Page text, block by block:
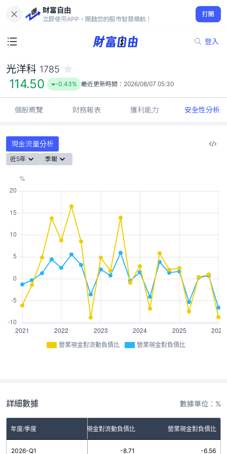
財富自由
立即使用APP，開啟您的股市智慧導航！
打開
登入
114.50
-0.43%
光洋科 1785
114.50 -0.43% 最近更新時間： 2026/08/07 05:30
個股概覽 財務報表 獲利能力 安全性分析
現金流量分析
近5年 季報
營業現金對流動負債比 營業現金對負債比
詳細數據 數據單位：%
年度/季度 營業現金對流動負債比 營業現金對負債比
2026-Q1 -8.71 -6.56